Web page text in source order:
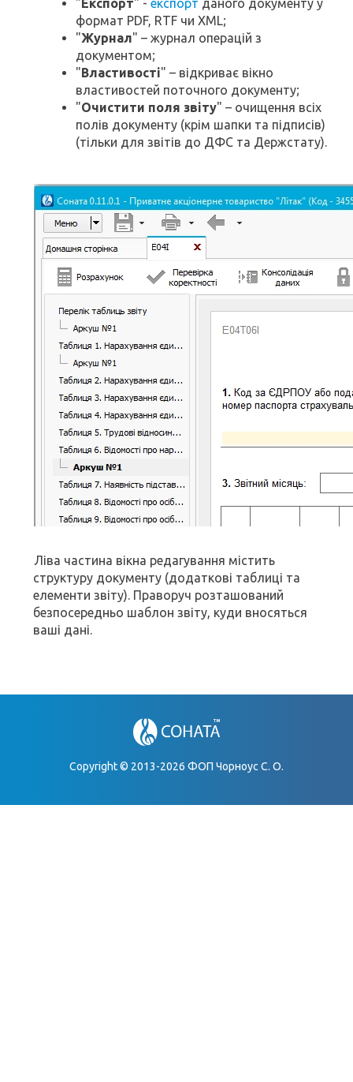
" Експорт" - експорт даного документу у
формат PDF, RTF чи XML;
"Журнал" – журнал операцій з
документом;
"Властивості" – відкриває вікно
властивостей поточного документу;
"Очистити поля звіту" – очищення всіх
полів документу (крім шапки та підписів)
(тільки для звітів до ДФС та Держстату).
Ліва частина вікна редагування містить
структуру документу (додаткові таблиці та
елементи звіту). Праворуч розташований
безпосередньо шаблон звіту, куди вносяться
ваші дані.
Copyright © 2013-2026 ФОП Чорноус С. О.